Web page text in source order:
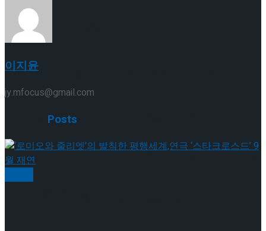
[현장스케치] 이규리-전효은-김지유-박하영,
이팅 경기 결과
프리 스케이팅 경기 결과
[현장스케치] 이규리-전효은-김지유-박하영,
2026 ISU 피겨 JGP 파견선수 선발전 프리 스케
이지윤
jy.mfocus@gmail.com
Posts